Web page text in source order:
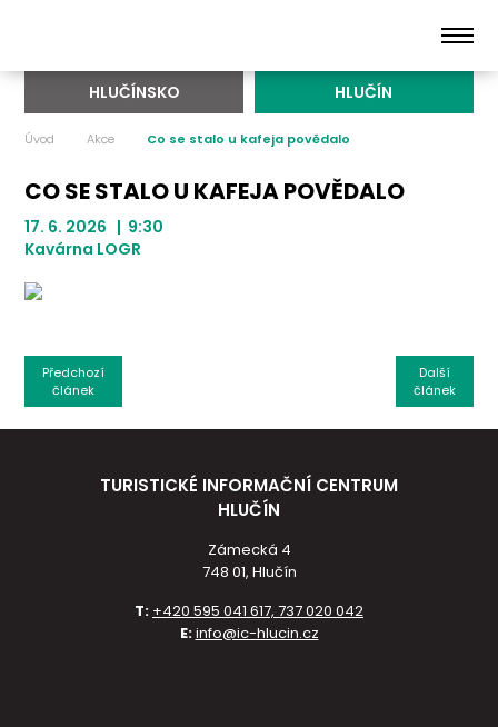
HLUČÍNSKO HLUČÍN
Úvod Akce Co se stalo u kafeja povědalo
CO SE STALO U KAFEJA POVĚDALO
17. 6. 2026 | 9:30
Kavárna LOGR
Další
článek
Předchozí
článek
TURISTICKÉ INFORMAČNÍ CENTRUM
HLUČÍN
Zámecká 4
748 01, Hlučín
T: +420 595 041 617, 737 020 042
E:info@ic-hlucin.cz